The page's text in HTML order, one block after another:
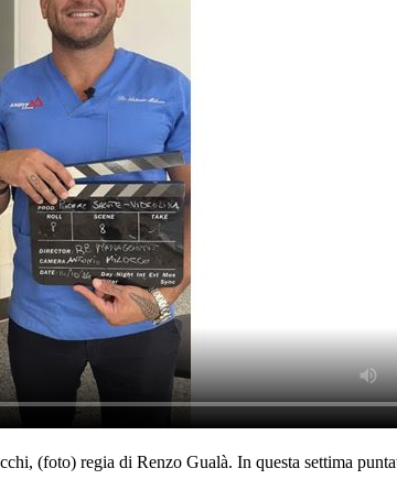
(foto) regia di Renzo Gualà. In questa settima